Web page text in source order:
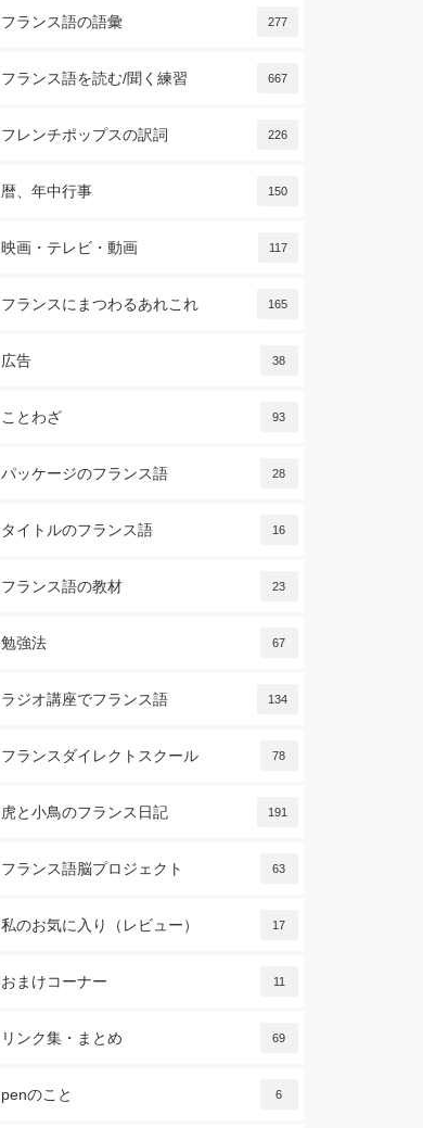
フランス語の語彙 277
フランス語を読む/聞く練習 667
フレンチポップスの訳詞 226
暦、年中行事 150
映画・テレビ・動画 117
フランスにまつわるあれこれ 165
広告 38
ことわざ 93
パッケージのフランス語 28
タイトルのフランス語 16
フランス語の教材 23
勉強法 67
ラジオ講座でフランス語 134
フランスダイレクトスクール 78
虎と小鳥のフランス日記 191
フランス語脳プロジェクト 63
私のお気に入り（レビュー） 17
おまけコーナー 11
リンク集・まとめ 69
penのこと 6